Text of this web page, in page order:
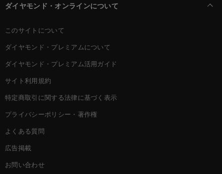
ダイヤモンド・オンラインについて
このサイトについて
ダイヤモンド・プレミアムについて
ダイヤモンド・プレミアム活用ガイド
サイト利用規約
特定商取引に関する法律に基づく表示
プライバシーポリシー・著作権
よくある質問
広告掲載
お問い合わせ